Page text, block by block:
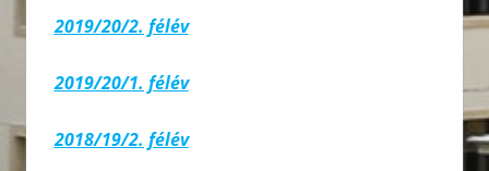
2019/20/2. félév
2019/20/1. félév
2018/19/2. félév